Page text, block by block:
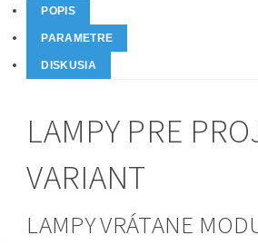
POPIS
PARAMETRE
DISKUSIA
LAMPY PRE
VARIANT
LAMPY VRÁTANE